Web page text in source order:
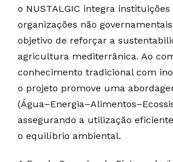
o NUSTALGIC integra
organizações não
objetivo de reforçar a
agricultura mediterrânica. Ao
conhecimento tradicional com
o projeto promove uma
assegurando a utilização
o equilíbrio ambiental.